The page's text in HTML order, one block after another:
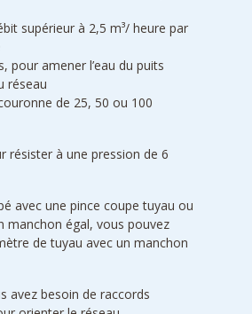
supérieur à 2,5 m³/ heure par
pour amener l’eau du puits
réseau
de 25, 50 ou 100
résister à une pression de 6
avec une pince coupe tuyau ou
manchon égal, vous pouvez
de tuyau avec un manchon
avez besoin de raccords